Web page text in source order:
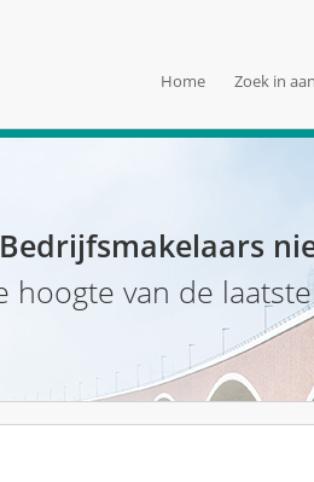
Home Zoek in
hoogte van de